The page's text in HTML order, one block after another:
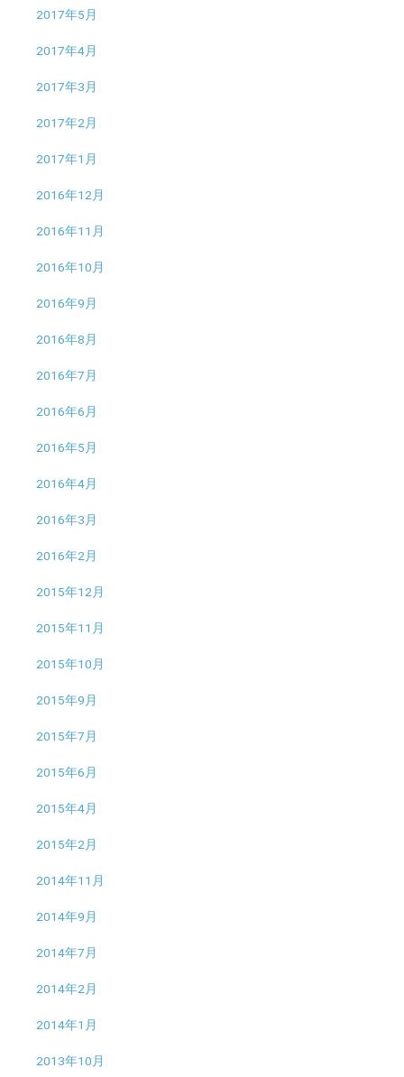
2017年5月
2017年4月
2017年3月
2017年2月
2017年1月
2016年12月
2016年11月
2016年10月
2016年9月
2016年8月
2016年7月
2016年6月
2016年5月
2016年4月
2016年3月
2016年2月
2015年12月
2015年11月
2015年10月
2015年9月
2015年7月
2015年6月
2015年4月
2015年2月
2014年11月
2014年9月
2014年7月
2014年2月
2014年1月
2013年10月